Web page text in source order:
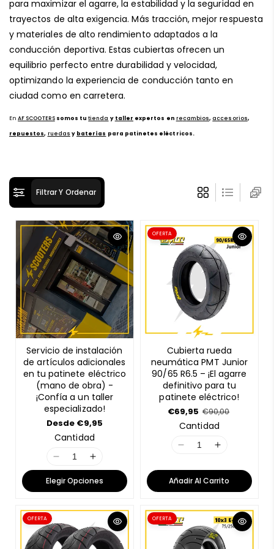
ó
n
:
para maximizar el agarre, la estabilidad y la seguridad en
trayectos de alta exigencia. Más tracción, mejor respuesta
y materiales de alto rendimiento adaptados a la
conducción deportiva. Estas cubiertas ofrecen un
equilibrio perfecto entre durabilidad y velocidad,
optimizando la experiencia de conducción tanto en
ciudad como en carretera.
EnAF SCOOTERS somos tutienda y taller expertos en recambios, accesorios,
repuestos, ruedas y baterías para patinetes eléctricos.
Filtrar Y Ordenar
Servicio de instalación
de artículos adicionales
en tu patinete eléctrico
(mano de obra) -
¡Confía a un taller
especializado!
P
o
r
e
u
l
a
r
Desde €9,95
Cantidad
8
E
r
r
I
8
E
r
r
Elegir Opciones
OFERTA
Cubierta rueda
neumática PMT Junior
90/65 R6.5 – ¡El agarre
definitivo para tu
patinete eléctrico!
P
e
n
o
e
r
t
€69,95 P
e
r
e
g
l
r
€90,00
Cantidad
r
r
o
I
8
r
r
o
Añadir Al Carrito
OFERTA OFERTA